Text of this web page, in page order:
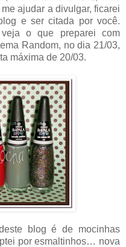
ajudar a divulgar, ficarei
e ser citada por você.
o que preparei com
Random, no dia 21/03,
máxima de 20/03.
blog é de mocinhas
por esmaltinhos… nova